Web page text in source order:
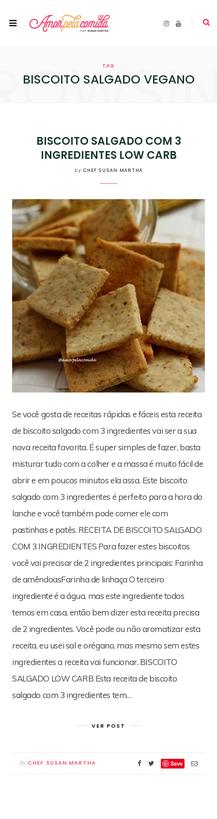
I
Y
TAG
BISCOITO SALGADO VEGANO
BISCOITO SALGADO COM 3
INGREDIENTES LOW CARB
by CHEF SUSAN MARTHA
Se você gosta de receitas rápidas e fáceis esta receita
de biscoito salgado com 3 ingredientes vai ser a sua
nova receita favorita. É super simples de fazer, basta
misturar tudo com a colher e a massa é muito fácil de
abrir e em poucos minutos ela assa. Este biscoito
salgado com 3 ingredientes é perfeito para a hora do
lanche e você também pode comer ele com
pastinhas e patês. RECEITA DE BISCOITO SALGADO
COM 3 INGREDIENTES Para fazer estes biscoitos
você vai precisar de 2 ingredientes principais: Farinha
de amêndoasFarinha de linhaça O terceiro
ingrediente é a água, mas este ingrediente todos
temos em casa, então bem dizer esta receita precisa
de 2 ingredientes. Você pode ou não aromatizar esta
receita, eu usei sal e orégano, mas mesmo sem estes
ingredientes a receita vai funcionar. BISCOITO
SALGADO LOW CARB Esta receita de biscoito
salgado com 3 ingredientes tem…
VER POST
By CHEF SUSAN MARTHA Save